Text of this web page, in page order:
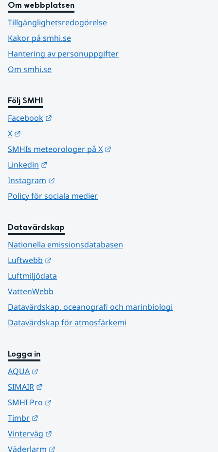
Om webbplatsen
Tillgänglighetsredogörelse
Kakor på smhi.se
Hantering av personuppgifter
Om smhi.se
Följ SMHI
Facebook
X
SMHIs meteorologer på X
Linkedin
Instagram
Policy för sociala medier
Datavärdskap
Nationella emissionsdatabasen
Luftwebb
Luftmiljödata
VattenWebb
Datavärdskap, oceanografi och marinbiologi
Datavärdskap för atmosfärkemi
Logga in
AQUA
SIMAIR
SMHI Pro
Timbr
Vinterväg
Väderlarm